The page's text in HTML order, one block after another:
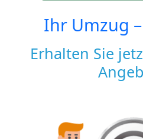
Ihr Umzug –
Erhalten Sie